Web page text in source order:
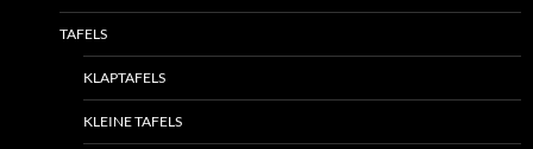
TAFELS
KLAPTAFELS
KLEINE TAFELS